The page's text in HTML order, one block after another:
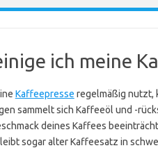
ich meine
Kaffeepresse regelmäßig nutzt,
sammelt sich Kaffeeöl und -
deines Kaffees
sogar alter Kaffeesatz in